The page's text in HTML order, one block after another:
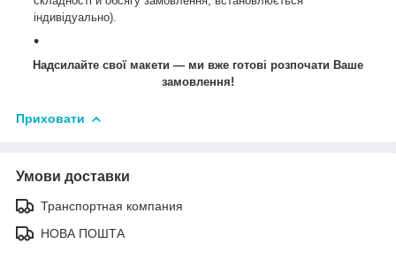
індивідуально).
Надсилайте свої макети — ми вже готові розпочати Ваше
замовлення!
Приховати
Умови доставки
Транспортная компания
НОВА ПОШТА